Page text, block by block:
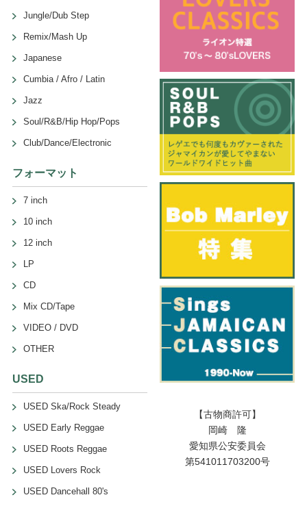
Jungle/Dub Step
Remix/Mash Up
Japanese
Cumbia / Afro / Latin
Jazz
Soul/R&B/Hip Hop/Pops
Club/Dance/Electronic
フォーマット
7 inch
10 inch
12 inch
LP
CD
Mix CD/Tape
VIDEO / DVD
OTHER
USED
USED Ska/Rock Steady
USED Early Reggae
USED Roots Reggae
USED Lovers Rock
USED Dancehall 80's
【古物商許可】
岡崎 隆
愛知県公安委員会
第541011703200号